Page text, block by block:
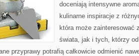
doceniają intensywne
kulinarne inspiracje z
która może zainteresować
świata, jak i tych, którzy
przyprawy potrafią całkowicie odmienić